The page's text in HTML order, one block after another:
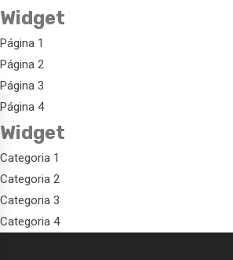
Widget
Página 1
Página 2
Página 3
Página 4
Widget
Categoria 1
Categoria 2
Categoria 3
Categoria 4